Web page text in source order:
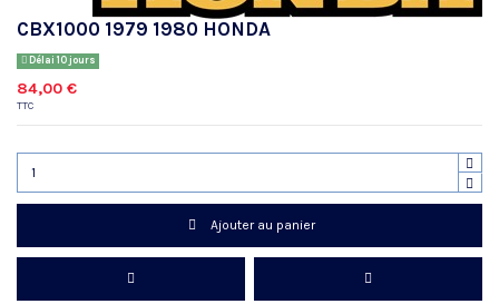
CBX1000 1979 1980 HONDA
Délai 10 jours
84,00 €
TTC
Ajouter au panier